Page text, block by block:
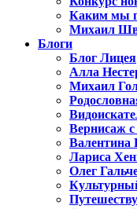
Каким мы
Михаил
Блоги
Блог Лицея
Алла
Михаил
Вернисаж
Валентина
Лариса
Олег